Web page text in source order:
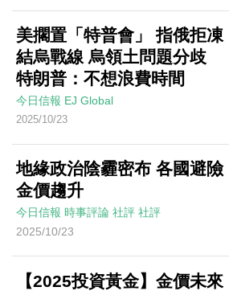
美擱置「特普會」 指俄拒凍
結烏戰線 烏領土問題分歧
特朗普：不想浪費時間
今日信報 EJ Global
2025/10/23
地緣政治陰霾密布 各國避險
金價趨升
今日信報 時事評論 社評 社評
2025/10/23
【2025投資黃金】金價未來